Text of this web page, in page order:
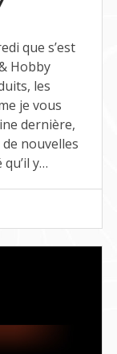
que s’est
Hobby
les
je vous
dernière,
nouvelles
y…